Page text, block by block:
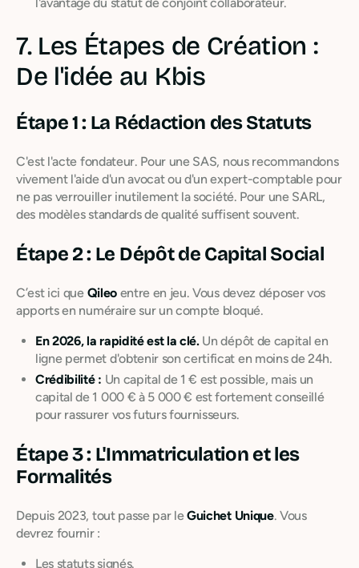
7. Les Étapes de Création :
De l'idée au Kbis
Étape 1 : La Rédaction des Statuts
C'est l'acte fondateur. Pour une SAS, nous recommandons
vivement l'aide d'un avocat ou d'un expert-comptable pour
ne pas verrouiller inutilement la société. Pour une SARL,
des modèles standards de qualité suffisent souvent.
Étape 2 : Le Dépôt de Capital Social
C’est ici que Qileoentre en jeu. Vous devez déposer vos
apports en numéraire sur un compte bloqué.
En 2026, la rapidité est la clé.Un dépôt de capital en
ligne permet d'obtenir son certificat en moins de 24h.
Crédibilité : Un capital de 1 € est possible, mais un
capital de 1 000 € à 5 000 € est fortement conseillé
pour rassurer vos futurs fournisseurs.
Étape 3 : L'Immatriculation et les
Formalités
Depuis 2023, tout passe par leGuichet Unique. Vous
devrez fournir :
Les statuts signés.